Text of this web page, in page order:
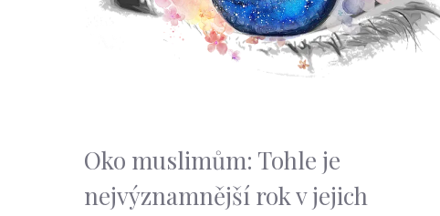
Oko muslimům: Tohle je
nejvýznamnější rok v jejich